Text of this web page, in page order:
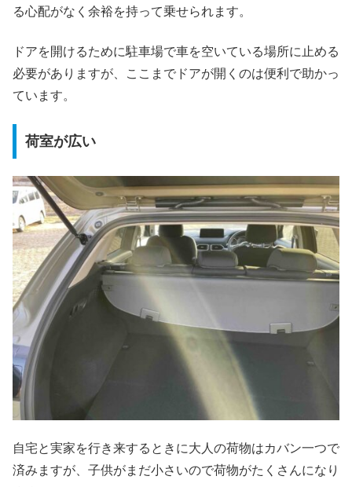
る心配がなく余裕を持って乗せられます。
ドアを開けるために駐車場で車を空いている場所に止める
必要がありますが、ここまでドアが開くのは便利で助かっ
ています。
荷室が広い
自宅と実家を行き来するときに大人の荷物はカバン一つで
済みますが、子供がまだ小さいので荷物がたくさんになり